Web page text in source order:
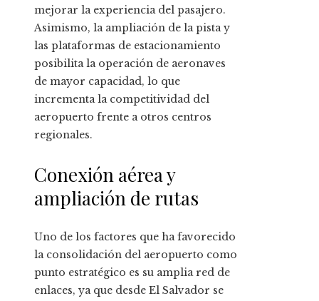
mejorar la experiencia del pasajero.
Asimismo, la ampliación de la pista y
las plataformas de estacionamiento
posibilita la operación de aeronaves
de mayor capacidad, lo que
incrementa la competitividad del
aeropuerto frente a otros centros
regionales.
Conexión aérea y
ampliación de rutas
Uno de los factores que ha favorecido
la consolidación del aeropuerto como
punto estratégico es su amplia red de
enlaces, ya que desde El Salvador se